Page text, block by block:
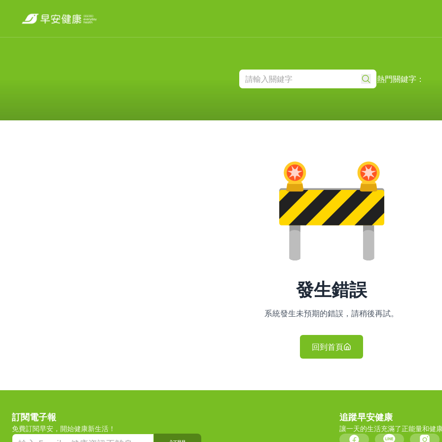
熱門關鍵字：
發生錯誤
系統發生未預期的錯誤，請稍後再試。
回到首頁
訂閱電子報
免費訂閱早安，開始健康新生活！
追蹤早安健康
讓一天的生活充滿了正能量和健